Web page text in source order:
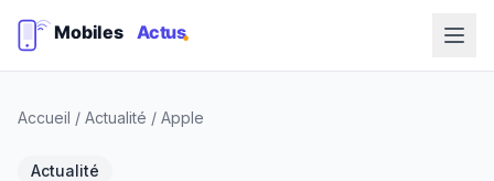
Accueil / Actualité / Apple
Actualité